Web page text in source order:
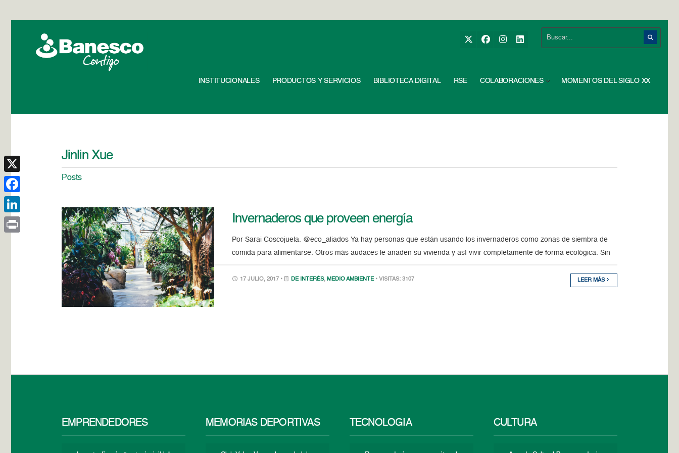
INSTITUCIONALES PRODUCTOS Y SERVICIOS BIBLIOTECA DIGITAL RSE COLABORACIONES MOMENTOS DEL SIGLO XX
Jinlin Xue
Posts
Invernaderos que proveen energía
Por Sarai Coscojuela. @eco_aliados Ya hay personas que están usando los invernaderos como zonas de siembra de
comida para alimentarse. Otros más audaces le añaden su vivienda y así vivir completamente de forma ecológica. Sin
17 JULIO, 2017 • DE INTERÉS, MEDIO AMBIENTE • VISITAS: 3107 LEER MÁS
EMPRENDEDORES MEMORIAS DEPORTIVAS TECNOLOGÍA CULTURA
X
Facebook
LinkedIn